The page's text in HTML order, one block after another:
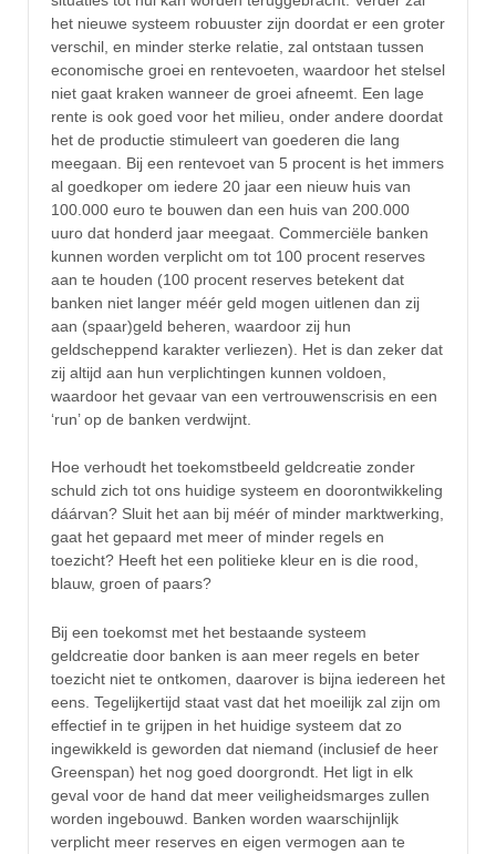
het nieuwe systeem robuuster zijn doordat er een groter
verschil, en minder sterke relatie, zal ontstaan tussen
economische groei en rentevoeten, waardoor het stelsel
niet gaat kraken wanneer de groei afneemt. Een lage
rente is ook goed voor het milieu, onder andere doordat
het de productie stimuleert van goederen die lang
meegaan. Bij een rentevoet van 5 procent is het immers
al goedkoper om iedere 20 jaar een nieuw huis van
100.000 euro te bouwen dan een huis van 200.000
uuro dat honderd jaar meegaat. Commerciële banken
kunnen worden verplicht om tot 100 procent reserves
aan te houden (100 procent reserves betekent dat
banken niet langer méér geld mogen uitlenen dan zij
aan (spaar)geld beheren, waardoor zij hun
geldscheppend karakter verliezen). Het is dan zeker dat
zij altijd aan hun verplichtingen kunnen voldoen,
waardoor het gevaar van een vertrouwenscrisis en een
‘run’ op de banken verdwijnt.
Hoe verhoudt het toekomstbeeld geldcreatie zonder
schuld zich tot ons huidige systeem en doorontwikkeling
dáárvan? Sluit het aan bij méér of minder marktwerking,
gaat het gepaard met meer of minder regels en
toezicht? Heeft het een politieke kleur en is die rood,
blauw, groen of paars?
Bij een toekomst met het bestaande systeem
geldcreatie door banken is aan meer regels en beter
toezicht niet te ontkomen, daarover is bijna iedereen het
eens. Tegelijkertijd staat vast dat het moeilijk zal zijn om
effectief in te grijpen in het huidige systeem dat zo
ingewikkeld is geworden dat niemand (inclusief de heer
Greenspan) het nog goed doorgrondt. Het ligt in elk
geval voor de hand dat meer veiligheidsmarges zullen
worden ingebouwd. Banken worden waarschijnlijk
verplicht meer reserves en eigen vermogen aan te